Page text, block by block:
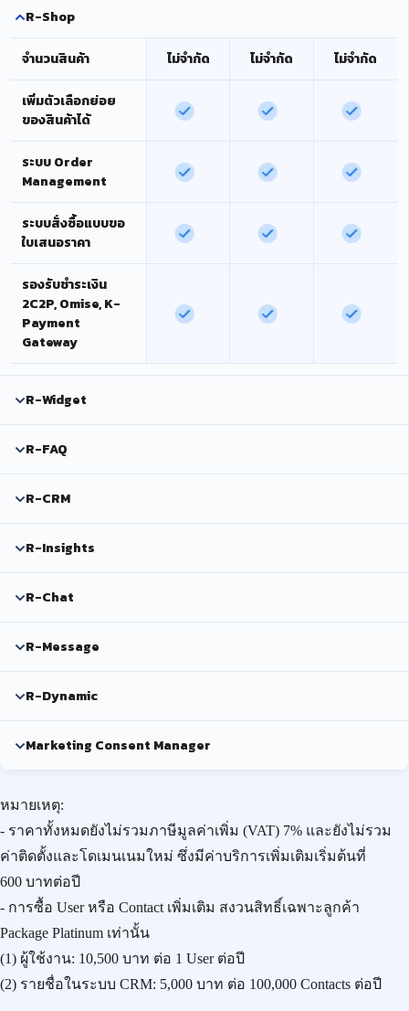
R-Shop
จำนวนสินค้า ไม่จำกัด ไม่จำกัด ไม่จำกัด
เพิ่มตัวเลือกย่อย
ของสินค้าได้
ระบบ Order
Management
ระบบสั่งซื้อแบบขอ
ใบเสนอราคา
รองรับชำระเงิน
2C2P, Omise, K-
Payment
Gateway
R-Widget
R-FAQ
R-CRM
R-Insights
R-Chat
R-Message
R-Dynamic
Marketing Consent Manager
หมายเหตุ:
- ราคาทั้งหมดยังไม่รวมภาษีมูลค่าเพิ่ม (VAT) 7% และยังไม่รวม
ค่าติดตั้งและโดเมนเนมใหม่ ซึ่งมีค่าบริการเพิ่มเติมเริ่มต้นที่
600 บาทต่อปี
- การซื้อ User หรือ Contact เพิ่มเติม สงวนสิทธิ์เฉพาะลูกค้า
Package Platinum เท่านั้น
(1) ผู้ใช้งาน: 10,500 บาท ต่อ 1 User ต่อปี
(2) รายชื่อในระบบ CRM: 5,000 บาท ต่อ 100,000 Contacts ต่อปี